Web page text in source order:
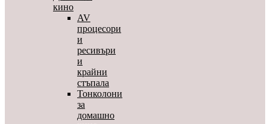
кино
AV
процесори
и
ресивъри
и
крайни
стъпала
Тонколони
за
домашно